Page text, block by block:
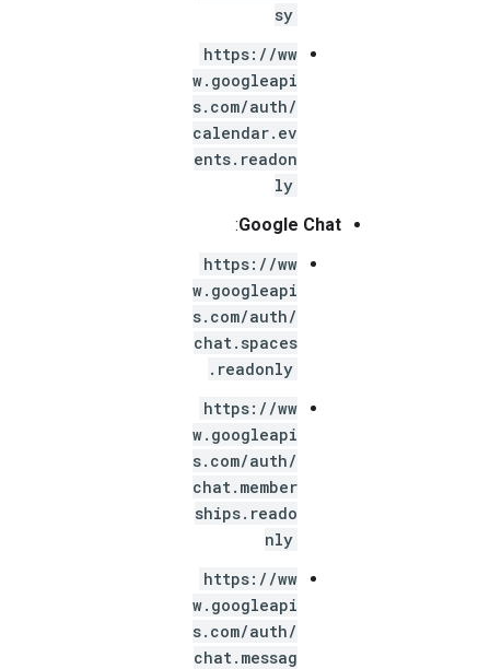
sy
https://ww
w.googleapi
s.com/auth/
calendar.ev
ents.readon
ly
Google Chat
:
https://ww
w.googleapi
s.com/auth/
chat.spaces
.readonly
https://ww
w.googleapi
s.com/auth/
chat.member
ships.reado
nly
https://ww
w.googleapi
s.com/auth/
chat.messag